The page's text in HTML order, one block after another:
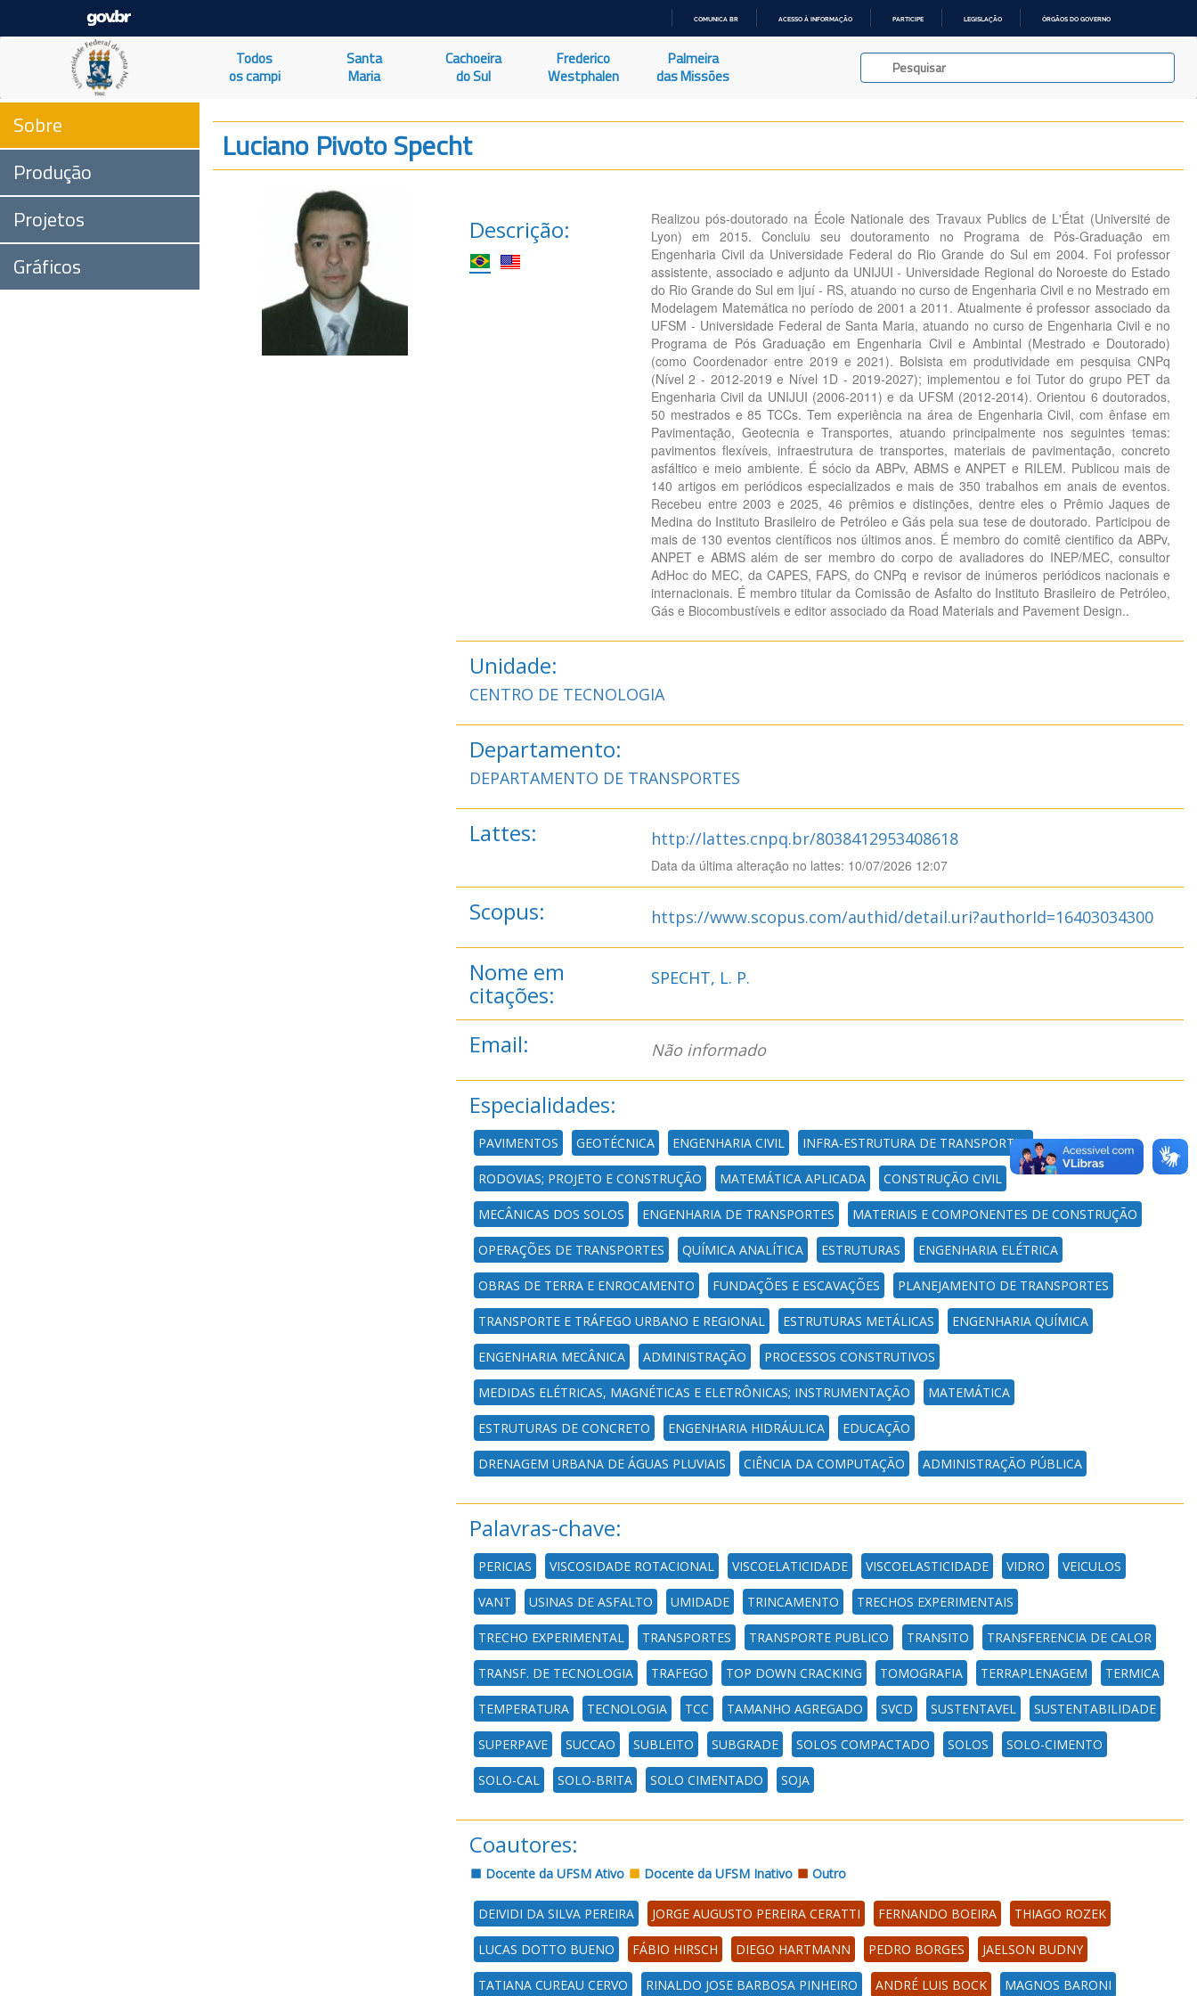
O
COMUNICA BR ACESSO À INFORMAÇÃO PARTICIPE LEGISLAÇÃO ÓRGÃOS DO GOVERNO
Todos
os campi
Santa
Maria
Cachoeira
do Sul
Frederico
Westphalen
Palmeira
das Missões
Sobre
Produção
Projetos
Gráficos
Luciano Pivoto Specht
Descrição:
Realizou pós-doutorado na École Nationale des Travaux Publics de L'État (Université de
Lyon) em 2015. Concluiu seu doutoramento no Programa de Pós-Graduação em
Engenharia Civil da Universidade Federal do Rio Grande do Sul em 2004. Foi professor
assistente, associado e adjunto da UNIJUI - Universidade Regional do Noroeste do Estado
do Rio Grande do Sul em Ijuí - RS, atuando no curso de Engenharia Civil e no Mestrado em
Modelagem Matemática no período de 2001 a 2011. Atualmente é professor associado da
UFSM - Universidade Federal de Santa Maria, atuando no curso de Engenharia Civil e no
Programa de Pós Graduação em Engenharia Civil e Ambintal (Mestrado e Doutorado)
(como Coordenador entre 2019 e 2021). Bolsista em produtividade em pesquisa CNPq
(Nível 2 - 2012-2019 e Nível 1D - 2019-2027); implementou e foi Tutor do grupo PET da
Engenharia Civil da UNIJUI (2006-2011) e da UFSM (2012-2014). Orientou 6 doutorados,
50 mestrados e 85 TCCs. Tem experiência na área de Engenharia Civil, com ênfase em
Pavimentação, Geotecnia e Transportes, atuando principalmente nos seguintes temas:
pavimentos flexíveis, infraestrutura de transportes, materiais de pavimentação, concreto
asfáltico e meio ambiente. É sócio da ABPv, ABMS e ANPET e RILEM. Publicou mais de
140 artigos em periódicos especializados e mais de 350 trabalhos em anais de eventos.
Recebeu entre 2003 e 2025, 46 prêmios e distinções, dentre eles o Prêmio Jaques de
Medina do Instituto Brasileiro de Petróleo e Gás pela sua tese de doutorado. Participou de
mais de 130 eventos científicos nos últimos anos. É membro do comitê cientifico da ABPv,
ANPET e ABMS além de ser membro do corpo de avaliadores do INEP/MEC, consultor
AdHoc do MEC, da CAPES, FAPS, do CNPq e revisor de inúmeros periódicos nacionais e
internacionais. É membro titular da Comissão de Asfalto do Instituto Brasileiro de Petróleo,
Gás e Biocombustíveis e editor associado da Road Materials and Pavement Design..
Unidade:
CENTRO DE TECNOLOGIA
Departamento:
DEPARTAMENTO DE TRANSPORTES
Lattes: http://lattes.cnpq.br/8038412953408618
Data da última alteração no lattes: 10/07/2026 12:07
Scopus: https://www.scopus.com/authid/detail.uri?authorId=16403034300
Nome em
citações:
SPECHT, L. P.
Email: Não informado
Especialidades:
PAVIMENTOS GEOTÉCNICA ENGENHARIA CIVIL INFRA-ESTRUTURA DE TRANSPORTES
RODOVIAS; PROJETO E CONSTRUÇÃO MATEMÁTICA APLICADA CONSTRUÇÃO CIVIL
MECÂNICAS DOS SOLOS ENGENHARIA DE TRANSPORTES MATERIAIS E COMPONENTES DE CONSTRUÇÃO
OPERAÇÕES DE TRANSPORTES QUÍMICA ANALÍTICA ESTRUTURAS ENGENHARIA ELÉTRICA
OBRAS DE TERRA E ENROCAMENTO FUNDAÇÕES E ESCAVAÇÕES PLANEJAMENTO DE TRANSPORTES
TRANSPORTE E TRÁFEGO URBANO E REGIONAL ESTRUTURAS METÁLICAS ENGENHARIA QUÍMICA
ENGENHARIA MECÂNICA ADMINISTRAÇÃO PROCESSOS CONSTRUTIVOS
MEDIDAS ELÉTRICAS, MAGNÉTICAS E ELETRÔNICAS; INSTRUMENTAÇÃO MATEMÁTICA
ESTRUTURAS DE CONCRETO ENGENHARIA HIDRÁULICA EDUCAÇÃO
DRENAGEM URBANA DE ÁGUAS PLUVIAIS CIÊNCIA DA COMPUTAÇÃO ADMINISTRAÇÃO PÚBLICA
Palavras-chave:
PERICIAS VISCOSIDADE ROTACIONAL VISCOELATICIDADE VISCOELASTICIDADE VIDRO VEICULOS
VANT USINAS DE ASFALTO UMIDADE TRINCAMENTO TRECHOS EXPERIMENTAIS
TRECHO EXPERIMENTAL TRANSPORTES TRANSPORTE PUBLICO TRANSITO TRANSFERENCIA DE CALOR
TRANSF. DE TECNOLOGIA TRAFEGO TOP DOWN CRACKING TOMOGRAFIA TERRAPLENAGEM TERMICA
TEMPERATURA TECNOLOGIA TCC TAMANHO AGREGADO SVCD SUSTENTAVEL SUSTENTABILIDADE
SUPERPAVE SUCCAO SUBLEITO SUBGRADE SOLOS COMPACTADO SOLOS SOLO-CIMENTO
SOLO-CAL SOLO-BRITA SOLO CIMENTADO SOJA
Coautores:
Docente da UFSM Ativo Docente da UFSM Inativo Outro
DEIVIDI DA SILVA PEREIRA JORGE AUGUSTO PEREIRA CERATTI FERNANDO BOEIRA THIAGO ROZEK
LUCAS DOTTO BUENO FÁBIO HIRSCH DIEGO HARTMANN PEDRO BORGES JAELSON BUDNY
TATIANA CUREAU CERVO RINALDO JOSE BARBOSA PINHEIRO ANDRÉ LUIS BOCK MAGNOS BARONI